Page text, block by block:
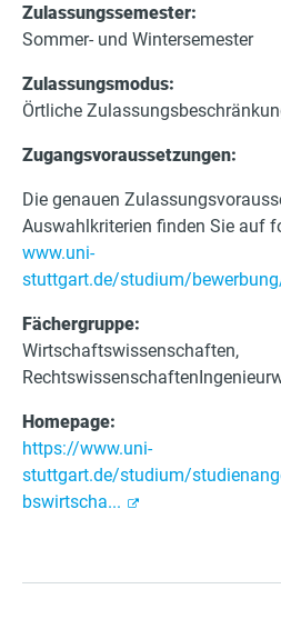
Zulassungssemester:
Sommer- und Wintersemester
Zulassungsmodus:
Örtliche
Zugangsvoraussetzungen:
Die genauen
Auswahlkriterien finden Sie auf
www.uni-
stuttgart.de/studium/
Fächergruppe:
Wirtschaftswissenschaften,
Homepage:
https://www.uni-
stuttgart.de/studium/
bswirtscha...